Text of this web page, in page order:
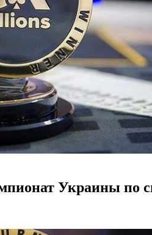
Украины по